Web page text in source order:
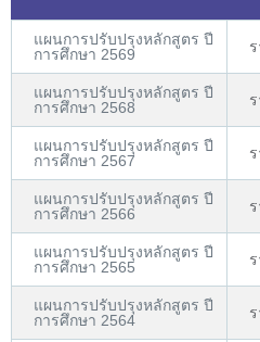
แผนการปรับปรุงหลักสูตร ปี
การศึกษา 2569
แผนการปรับปรุงหลักสูตร ปี
การศึกษา 2568
แผนการปรับปรุงหลักสูตร ปี
การศึกษา 2567
แผนการปรับปรุงหลักสูตร ปี
การศึกษา 2566
แผนการปรับปรุงหลักสูตร ปี
การศึกษา 2565
แผนการปรับปรุงหลักสูตร ปี
การศึกษา 2564